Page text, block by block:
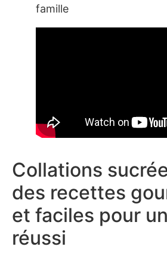
famille
Collations
des recettes
et faciles pour
réussi